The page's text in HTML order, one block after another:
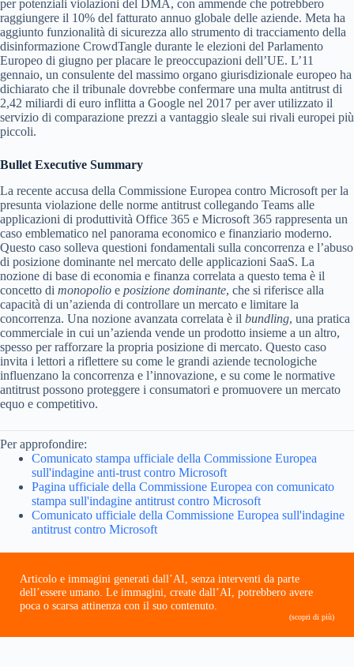
per potenziali violazioni del DMA, con ammende che potrebbero
raggiungere il 10% del fatturato annuo globale delle aziende. Meta ha
aggiunto funzionalità di sicurezza allo strumento di tracciamento della
disinformazione CrowdTangle durante le elezioni del Parlamento
Europeo di giugno per placare le preoccupazioni dell’UE. L’11
gennaio, un consulente del massimo organo giurisdizionale europeo ha
dichiarato che il tribunale dovrebbe confermare una multa antitrust di
2,42 miliardi di euro inflitta a Google nel 2017 per aver utilizzato il
servizio di comparazione prezzi a vantaggio sleale sui rivali europei più
piccoli.
Bullet Executive Summary
La recente accusa della Commissione Europea contro Microsoft per la
presunta violazione delle norme antitrust collegando Teams alle
applicazioni di produttività Office 365 e Microsoft 365 rappresenta un
caso emblematico nel panorama economico e finanziario moderno.
Questo caso solleva questioni fondamentali sulla concorrenza e l’abuso
di posizione dominante nel mercato delle applicazioni SaaS. La
nozione di base di economia e finanza correlata a questo tema è il
concetto di monopolio e posizione dominante, che si riferisce alla
capacità di un’azienda di controllare un mercato e limitare la
concorrenza. Una nozione avanzata correlata è il bundling, una pratica
commerciale in cui un’azienda vende un prodotto insieme a un altro,
spesso per rafforzare la propria posizione di mercato. Questo caso
invita i lettori a riflettere su come le grandi aziende tecnologiche
influenzano la concorrenza e l’innovazione, e su come le normative
antitrust possono proteggere i consumatori e promuovere un mercato
equo e competitivo.
Per approfondire:
Comunicato stampa ufficiale della Commissione Europea
sull'indagine anti-trust contro Microsoft
Pagina ufficiale della Commissione Europea con comunicato
stampa sull'indagine antitrust contro Microsoft
Comunicato ufficiale della Commissione Europea sull'indagine
antitrust contro Microsoft
Articolo e immagini generati dall’AI, senza interventi da parte
dell’essere umano. Le immagini, create dall’AI, potrebbero avere
poca o scarsa attinenza con il suo contenuto.
(scopri di più)